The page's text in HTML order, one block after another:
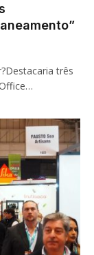
três